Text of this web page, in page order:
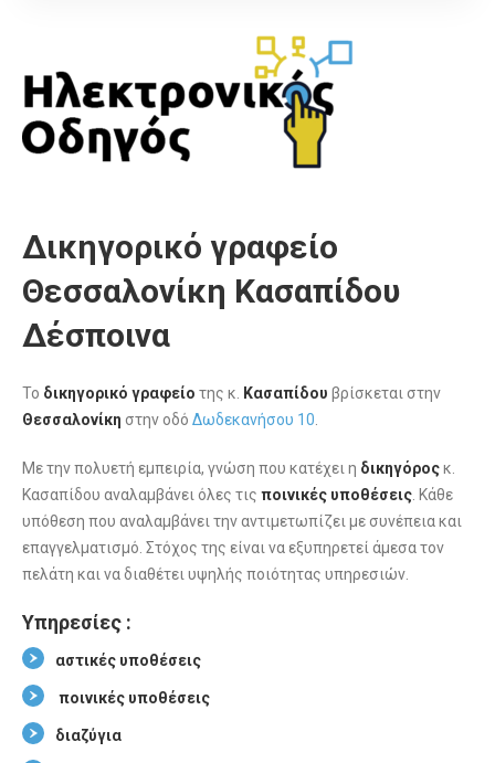
Δικηγορικό γραφείο
Θεσσαλονίκη Κασαπίδου
Δέσποινα
Το δικηγορικό γραφείο της κ. Κασαπίδου βρίσκεται στην
Θεσσαλονίκη στην οδό Δωδεκανήσου 10.
Με την πολυετή εμπειρία, γνώση που κατέχει η δικηγόροςκ.
Κασαπίδου αναλαμβάνει όλες τις ποινικές υποθέσεις. Κάθε
υπόθεση που αναλαμβάνει την αντιμετωπίζει με συνέπεια και
επαγγελματισμό. Στόχος της είναι να εξυπηρετεί άμεσα τον
πελάτη και να διαθέτει υψηλής ποιότητας υπηρεσιών.
Υπηρεσίες :
αστικές υποθέσεις
ποινικές υποθέσεις
διαζύγια